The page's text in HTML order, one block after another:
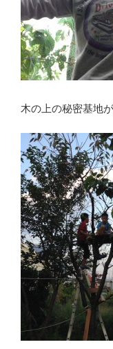
木の上の秘密基地